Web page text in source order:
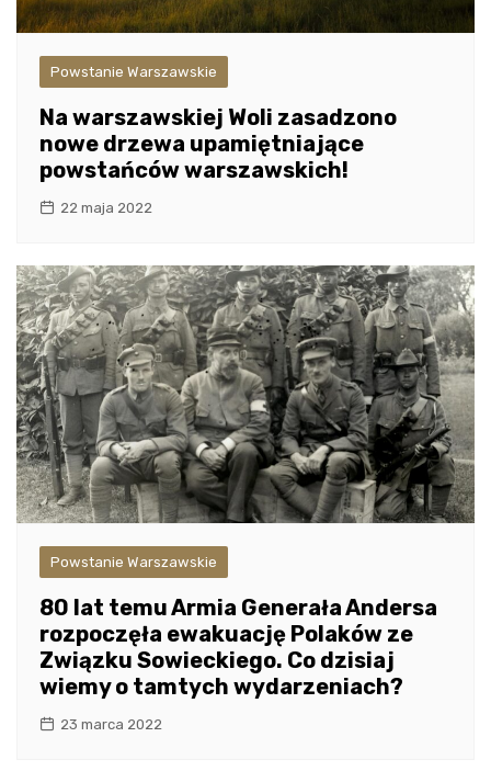
Powstanie Warszawskie
Na warszawskiej Woli zasadzono
nowe drzewa upamiętniające
powstańców warszawskich!
22 maja 2022
Powstanie Warszawskie
80 lat temu Armia Generała Andersa
rozpoczęła ewakuację Polaków ze
Związku Sowieckiego. Co dzisiaj
wiemy o tamtych wydarzeniach?
23 marca 2022